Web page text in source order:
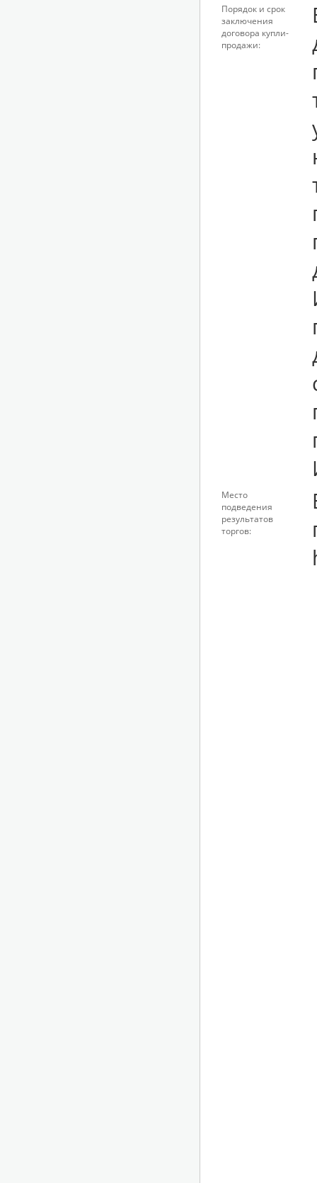
Порядок и срок
заключения
договора купли-
продажи:
Место
подведения
результатов
торгов: